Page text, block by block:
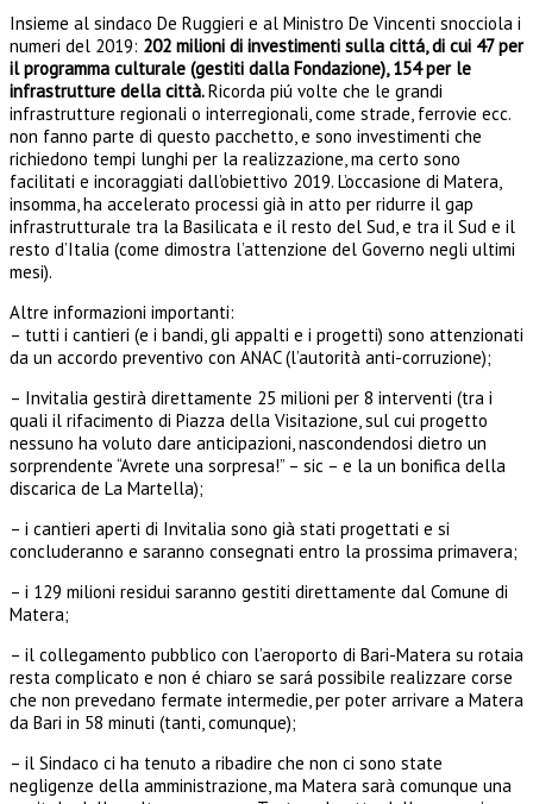
Insieme al sindaco De Ruggieri e al Ministro De Vincenti snocciola i
numeri del 2019: 202 milioni di investimenti sulla cittá, di cui 47 per
il programma culturale (gestiti dalla Fondazione), 154 per le
infrastrutture della città.Ricorda piú volte che le grandi
infrastrutture regionali o interregionali, come strade, ferrovie ecc.
non fanno parte di questo pacchetto, e sono investimenti che
richiedono tempi lunghi per la realizzazione, ma certo sono
facilitati e incoraggiati dall’obiettivo 2019. L’occasione di Matera,
insomma, ha accelerato processi già in atto per ridurre il gap
infrastrutturale tra la Basilicata e il resto del Sud, e tra il Sud e il
resto d’Italia (come dimostra l’attenzione del Governo negli ultimi
mesi).
Altre informazioni importanti:
– tutti i cantieri (e i bandi, gli appalti e i progetti) sono attenzionati
da un accordo preventivo con ANAC (l’autorità anti-corruzione);
– Invitalia gestirà direttamente 25 milioni per 8 interventi (tra i
quali il rifacimento di Piazza della Visitazione, sul cui progetto
nessuno ha voluto dare anticipazioni, nascondendosi dietro un
sorprendente “Avrete una sorpresa!” – sic – e la un bonifica della
discarica de La Martella);
– i cantieri aperti di Invitalia sono già stati progettati e si
concluderanno e saranno consegnati entro la prossima primavera;
– i 129 milioni residui saranno gestiti direttamente dal Comune di
Matera;
– il collegamento pubblico con l’aeroporto di Bari-Matera su rotaia
resta complicato e non é chiaro se sará possibile realizzare corse
che non prevedano fermate intermedie, per poter arrivare a Matera
da Bari in 58 minuti (tanti, comunque);
– il Sindaco ci ha tenuto a ribadire che non ci sono state
negligenze della amministrazione, ma Matera sarà comunque una